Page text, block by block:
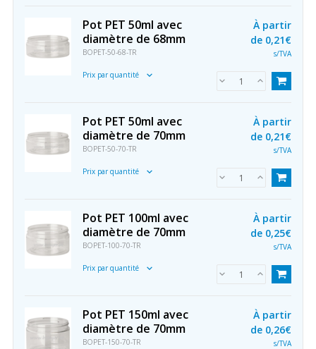
Pot PET 50ml avec
diamètre de 68mm
BOPET-50-68-TR
Prix par quantité
À partir
de 0,21€
s/TVA
Pot PET 50ml avec
diamètre de 70mm
BOPET-50-70-TR
Prix par quantité
À partir
de 0,21€
s/TVA
Pot PET 100ml avec
diamètre de 70mm
BOPET-100-70-TR
Prix par quantité
À partir
de 0,25€
s/TVA
Pot PET 150ml avec
diamètre de 70mm
BOPET-150-70-TR
À partir
de 0,26€
s/TVA